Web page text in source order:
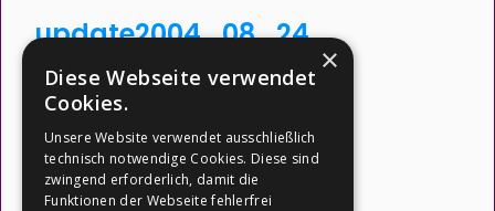
update2004_08_24
Dateigröße: 19.71 KB
Aktualisiert: 26-05-2026
Downloads: 3
×
Diese Webseite verwendet
Cookies.
Unsere Website verwendet ausschließlich
technisch notwendige Cookies. Diese sind
zwingend erforderlich, damit die
Funktionen der Webseite fehlerfrei